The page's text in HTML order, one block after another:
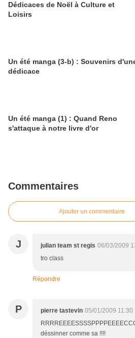
Dédicaces de Noël à Culture et
Loisirs
Un été manga (3-b) : Souvenirs
dédicace
Un été manga (1) : Quand Reno
s'attaque à notre livre d'or
Commentaires
Ajouter un commentaire
J julian team st regis 06/03/2009
tro class
Répondre
P pierre tastevin 05/01/2009 11:30
déssinner comme sa !!!!